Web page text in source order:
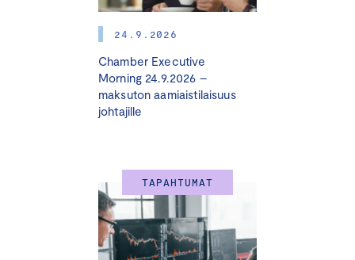
24.9.2026
Chamber Executive
Morning 24.9.2026 –
maksuton aamiaistilaisuus
johtajille
TAPAHTUMAT